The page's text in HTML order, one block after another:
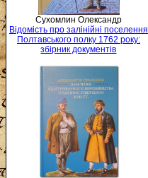
Сухомлин Олександр
Відомість про залінійні поселення
Полтавського полку 1762 року:
збірник документів